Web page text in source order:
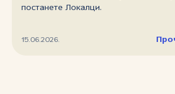
постанете Локалци.
15.06.2026.